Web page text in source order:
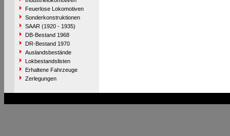
Feuerlose Lokomotiven
Sonderkonstruktionen
SAAR (1920 - 1935)
DB-Bestand 1968
DR-Bestand 1970
Auslandsbestände
Lokbestandslisten
Erhaltene Fahrzeuge
Zerlegungen